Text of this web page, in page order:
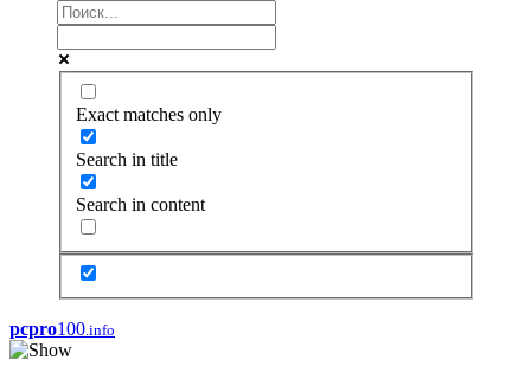
Exact matches only
Search in title
Search in content
pcpro100.info